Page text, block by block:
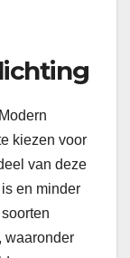
kiezen voor
van deze
en minder
waaronder